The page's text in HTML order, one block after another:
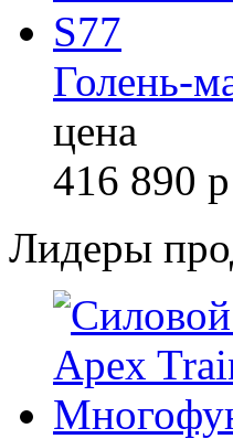
Голень-
цена
416 890 р
Лидеры